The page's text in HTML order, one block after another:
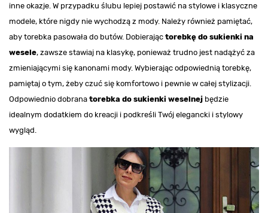
inne okazje. W przypadku ślubu lepiej postawić na stylowe i klasyczne
modele, które nigdy nie wychodzą z mody. Należy również pamiętać,
aby torebka pasowała do butów. Dobierając torebkę do sukienki na
wesele, zawsze stawiaj na klasykę, ponieważ trudno jest nadążyć za
zmieniającymi się kanonami mody. Wybierając odpowiednią torebkę,
pamiętaj o tym, żeby czuć się komfortowo i pewnie w całej stylizacji.
Odpowiednio dobrana torebka do sukienki weselnej będzie
idealnym dodatkiem do kreacji i podkreśli Twój elegancki i stylowy
wygląd.